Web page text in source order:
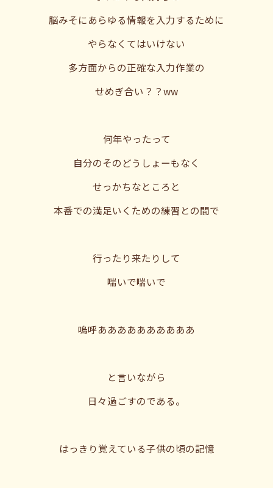
脳みそにあらゆる情報を入力するために
やらなくてはいけない
多方面からの正確な入力作業の
せめぎ合い？？ww
何年やったって
自分のそのどうしょーもなく
せっかちなところと
本番での満足いくための練習との間で
行ったり来たりして
喘いで喘いで
嗚呼ああああああああああ
と言いながら
日々過ごすのである。
はっきり覚えている子供の頃の記憶